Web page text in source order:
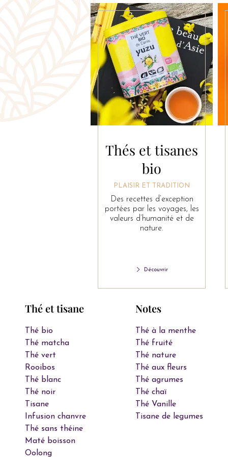
Thés et tisanes
bio
PLAISIR ET TRADITION
Des recettes d’exception
portées par les voyages, les
valeurs d’humanité et de
nature.
Découvrir
Thé et tisane
Thé bio
Thé matcha
Thé vert
Rooibos
Thé blanc
Thé noir
Tisane
Infusion chanvre
Thé sans théine
Maté boisson
Oolong
Notes
Thé à la menthe
Thé fruité
Thé nature
Thé aux fleurs
Thé agrumes
Thé chaï
Thé Vanille
Tisane de legumes